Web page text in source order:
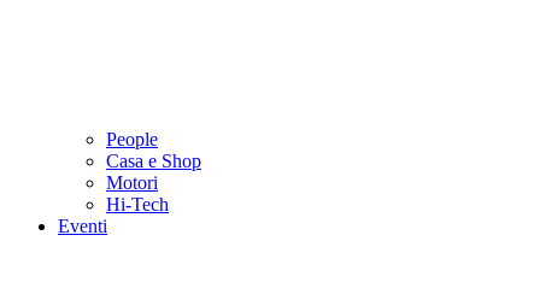
People
Casa e Shop
Motori
Hi-Tech
Eventi